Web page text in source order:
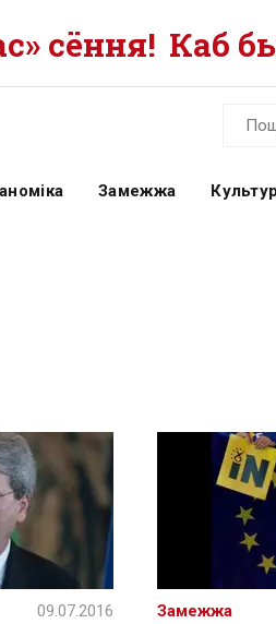
сёння! Каб
Замежжа
09.07.2016 Замежжа